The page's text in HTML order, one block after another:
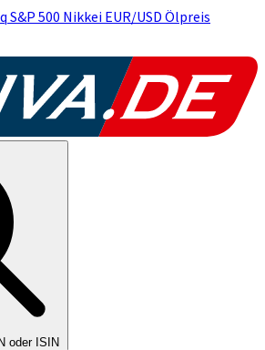
S&P 500 Nikkei EUR/USD Ölpreis
oder ISIN